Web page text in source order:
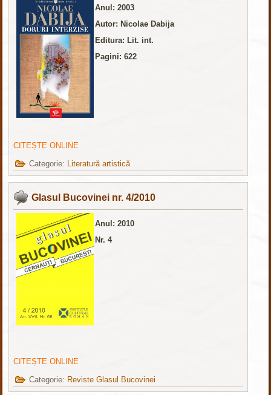
Anul: 2003
Autor: Nicolae Dabija
Editura: Lit. int.
Pagini: 622
CITEȘTE ONLINE
Categorie:
Literatură artistică
Glasul Bucovinei nr. 4/2010
Anul: 2010
Nr. 4
CITEȘTE ONLINE
Categorie: Reviste Glasul Bucovinei